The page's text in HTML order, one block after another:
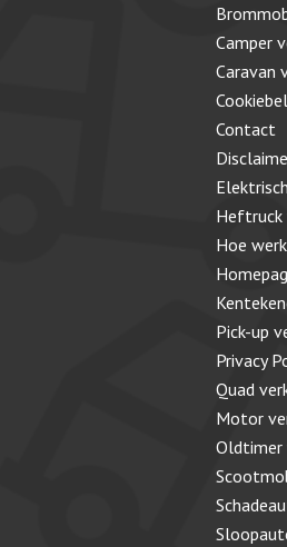
Camper
Caravan
Contact
Heftruck
Hoe
Pick-up
Privacy
Quad
Motor
Oldtimer